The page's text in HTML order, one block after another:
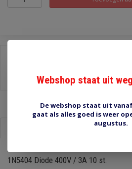
Afdrukken
Reviews (0)
1N5404 Diode 400V / 3A 10 st.
Webshop staat uit
De webshop staat uit
gaat als alles goed is weer
augustus.